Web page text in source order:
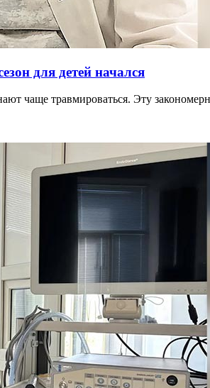
для детей начался
чаще травмироваться. Эту